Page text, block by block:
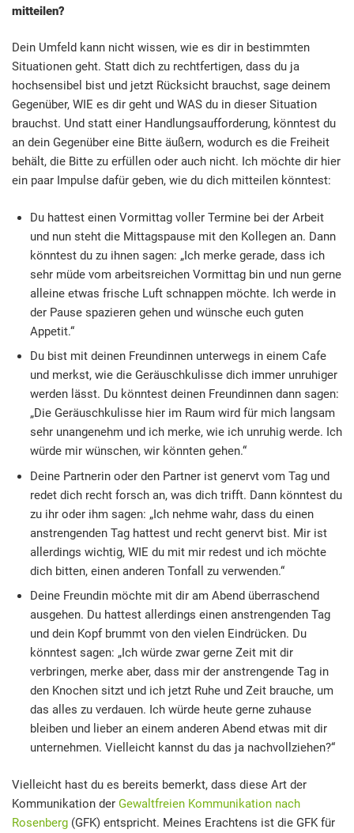
mitteilen?
Dein Umfeld kann nicht wissen, wie es dir in bestimmten
Situationen geht. Statt dich zu rechtfertigen, dass du ja
hochsensibel bist und jetzt Rücksicht brauchst, sage deinem
Gegenüber, WIE es dir geht und WAS du in dieser Situation
brauchst. Und statt einer Handlungsaufforderung, könntest du
an dein Gegenüber eine Bitte äußern, wodurch es die Freiheit
behält, die Bitte zu erfüllen oder auch nicht. Ich möchte dir hier
ein paar Impulse dafür geben, wie du dich mitteilen könntest:
Du hattest einen Vormittag voller Termine bei der Arbeit
und nun steht die Mittagspause mit den Kollegen an. Dann
könntest du zu ihnen sagen: „Ich merke gerade, dass ich
sehr müde vom arbeitsreichen Vormittag bin und nun gerne
alleine etwas frische Luft schnappen möchte. Ich werde in
der Pause spazieren gehen und wünsche euch guten
Appetit.“
Du bist mit deinen Freundinnen unterwegs in einem Cafe
und merkst, wie die Geräuschkulisse dich immer unruhiger
werden lässt. Du könntest deinen Freundinnen dann sagen:
„Die Geräuschkulisse hier im Raum wird für mich langsam
sehr unangenehm und ich merke, wie ich unruhig werde. Ich
würde mir wünschen, wir könnten gehen.“
Deine Partnerin oder den Partner ist genervt vom Tag und
redet dich recht forsch an, was dich trifft. Dann könntest du
zu ihr oder ihm sagen: „Ich nehme wahr, dass du einen
anstrengenden Tag hattest und recht genervt bist. Mir ist
allerdings wichtig, WIE du mit mir redest und ich möchte
dich bitten, einen anderen Tonfall zu verwenden.“
Deine Freundin möchte mit dir am Abend überraschend
ausgehen. Du hattest allerdings einen anstrengenden Tag
und dein Kopf brummt von den vielen Eindrücken. Du
könntest sagen: „Ich würde zwar gerne Zeit mit dir
verbringen, merke aber, dass mir der anstrengende Tag in
den Knochen sitzt und ich jetzt Ruhe und Zeit brauche, um
das alles zu verdauen. Ich würde heute gerne zuhause
bleiben und lieber an einem anderen Abend etwas mit dir
unternehmen. Vielleicht kannst du das ja nachvollziehen?“
Vielleicht hast du es bereits bemerkt, dass diese Art der
Kommunikation der Gewaltfreien Kommunikation nach
Rosenberg (GFK) entspricht. Meines Erachtens ist die GFK für